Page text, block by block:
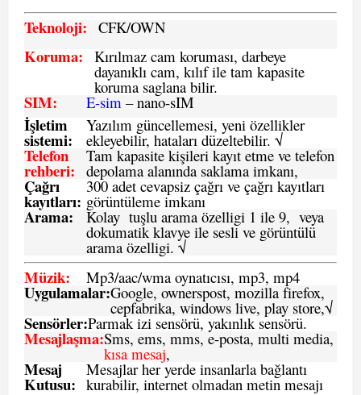
Teknoloji: CFK/OWN
Koruma: Kırılmaz cam koruması, darbeye
dayanıklı cam, kılıf ile tam kapasite
koruma saglana bilir.
SIM: E-sim – nano-sIM
İşletim
sistemi:
Yazılım güncellemesi, yeni özellikler
ekleyebilir, hataları düzeltebilir. √
Telefon
rehberi:
Tam kapasite kişileri kayıt etme ve telefon
depolama alanında saklama imkanı,
Çağrı
kayıtları:
300 adet cevapsiz çağrı ve çağrı kayıtları
görüntüleme imkanı
Arama: Kolay tuşlu arama özelligi 1 ile 9, veya
dokumatik klavye ile sesli ve görüntülü
arama özelligi. √
Müzik: Mp3/aac/wma oynatıcısı, mp3, mp4
Uygulamalar:Google, ownerspost, mozilla firefox,
cepfabrika, windows live, play store,√
Sensörler:Parmak izi sensörü, yakınlık sensörü.
Mesajlaşma:Sms, ems, mms, e-posta, multi media,
kısa mesaj,
Mesaj
Kutusu:
Mesajlar her yerde insanlarla bağlantı
kurabilir, internet olmadan metin mesajı